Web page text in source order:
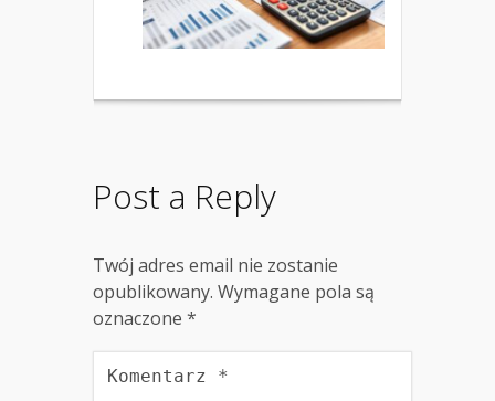
Post a Reply
Twój adres email nie zostanie
opublikowany. Wymagane pola są
oznaczone *